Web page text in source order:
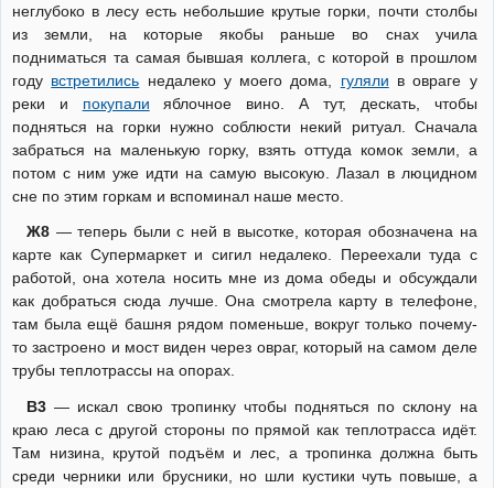
неглубоко в лесу есть небольшие крутые горки, почти столбы
из земли, на которые якобы раньше во снах учила
подниматься та самая бывшая коллега, с которой в прошлом
году встретились недалеко у моего дома, гуляли в овраге у
реки и покупали яблочное вино. А тут, дескать, чтобы
подняться на горки нужно соблюсти некий ритуал. Сначала
забраться на маленькую горку, взять оттуда комок земли, а
потом с ним уже идти на самую высокую. Лазал в люцидном
сне по этим горкам и вспоминал наше место.
Ж8— теперь были с ней в высотке, которая обозначена на
карте как Супермаркет и сигил недалеко. Переехали туда с
работой, она хотела носить мне из дома обеды и обсуждали
как добраться сюда лучше. Она смотрела карту в телефоне,
там была ещё башня рядом поменьше, вокруг только почему-
то застроено и мост виден через овраг, который на самом деле
трубы теплотрассы на опорах.
В3— искал свою тропинку чтобы подняться по склону на
краю леса с другой стороны по прямой как теплотрасса идёт.
Там низина, крутой подъём и лес, а тропинка должна быть
среди черники или брусники, но шли кустики чуть повыше, а